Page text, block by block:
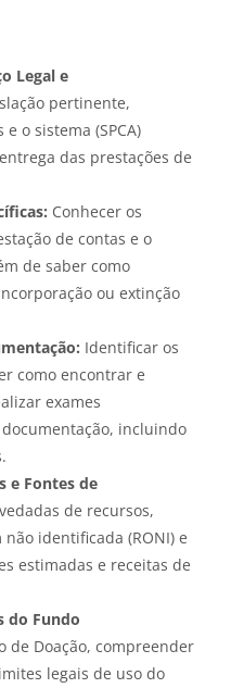
Legal e
pertinente,
o sistema (SPCA)
das prestações de
Conhecer os
de contas e o
de saber como
ou extinção
Identificar os
como encontrar e
exames
incluindo
e Fontes de
de recursos,
identificada (RONI) e
estimadas e receitas de
do Fundo
de Doação, compreender
legais de uso do